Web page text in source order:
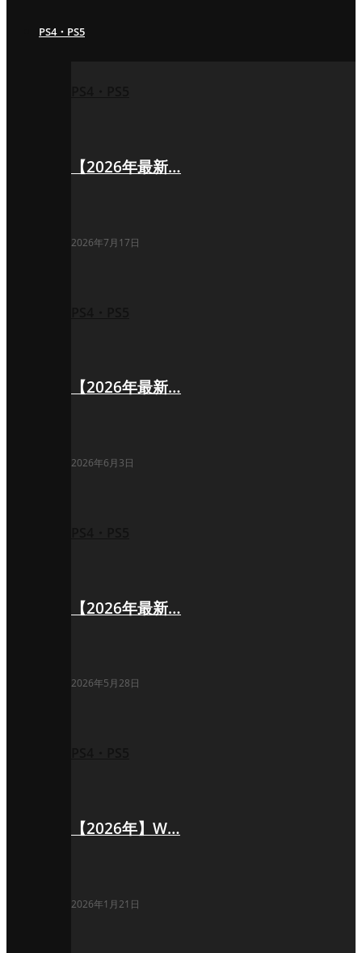
PS4・PS5
【2026年最新…
2026年7月17日
【2026年最新…
2026年6月3日
【2026年最新…
2026年5月28日
【2026年】W…
2026年1月21日